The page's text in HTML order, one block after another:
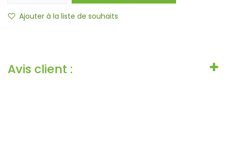
Ajouter à la liste de souhaits
Avis client :